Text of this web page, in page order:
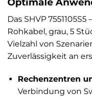
Das SHVP
Rohkabel, grau, 5
Vielzahl von
Zuverlässigkeit an
Rechenzentren
Verbindung von